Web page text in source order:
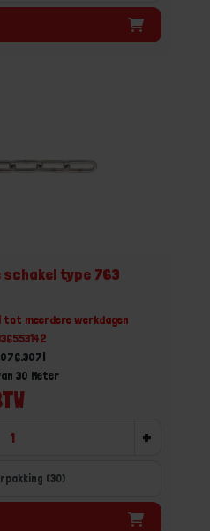
schakel type 763
tot meerdere werkdagen
30 Meter
+
(30)